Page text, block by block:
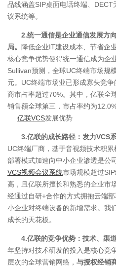
品线涵盖SIP桌面电话终端、
议系统等。
2.统一通信是企业通信发展方
局。
降低企业IT建设成本、节省企
核心竞争优势使得统一通信成为企
Sullivan预测，全球UC终端市场规
元。UC终端市场业已形成寡头竞
商市占率超过70%。其中，亿联全
销售额全球第三，市占率约为12.0%
亿联VCS发展优势
3.亿联的成长路径：发力VCS
UC终端厂商，基于音视频技术积
部署模式加速向中小企业渗透是公
VCS视频会议系统市场规模超过
高，且亿联所擅长和熟悉的企业市
经通过自研+合作的方式拥抱云端
小企业对终端设备的新增需求。我
成长的天花板。
4.亿联的竞争优势：技术、渠
年坚持对技术研发的投入是核心竞
层次的全球营销网络， 与授权经销